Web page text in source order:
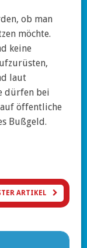
ob man
möchte.
keine
laut
dürfen bei
öffentliche
Bußgeld.
ARTIKEL